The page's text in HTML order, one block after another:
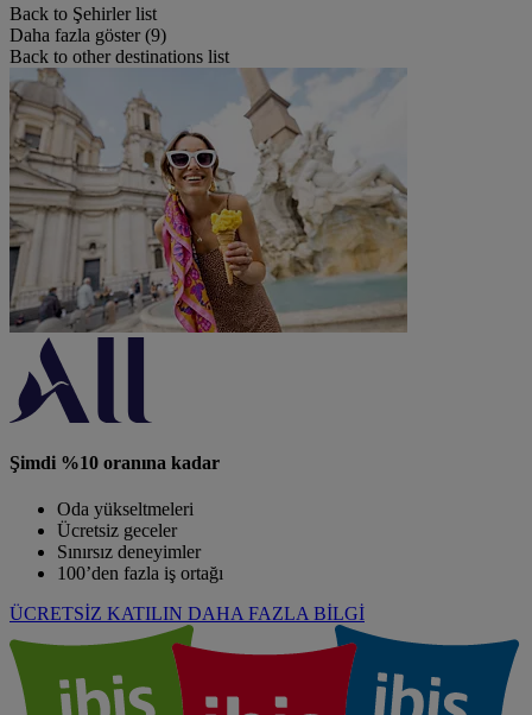
Back to Şehirler list
Daha fazla göster (9)
Back to other destinations list
Şimdi %10 oranına kadar
Oda yükseltmeleri
Ücretsiz geceler
Sınırsız deneyimler
100’den fazla iş ortağı
ÜCRETSİZ KATILIN DAHA FAZLA BİLGİ